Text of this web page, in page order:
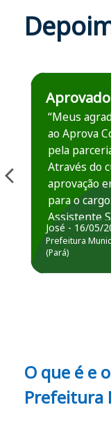
Estudante José
“Meus
ao Aprova
pela
Através do
aprovação
para o
Assistente
estou
Prefeitura
José - 16/05/
Prefeitura
(Pará)
O que é e
Prefeitura